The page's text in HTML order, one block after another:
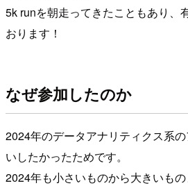
5k runを朝走ってきたこともあり、
おります！
なぜ参加したのか
2024年のデータアナリティクス系
いしたかったためです。
2024年も小さいものから大きいも